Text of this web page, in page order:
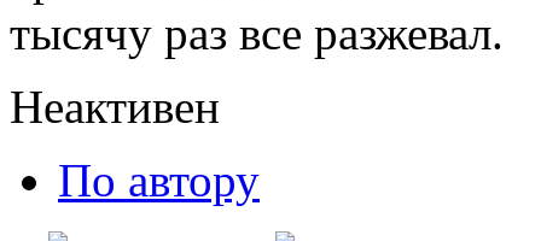
тысячу раз все разжевал.
Неактивен
По автору